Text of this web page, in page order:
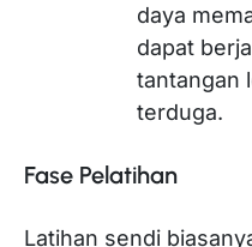
daya
dapat
tantangan
terduga.
Fase Pelatihan
Latihan sendi